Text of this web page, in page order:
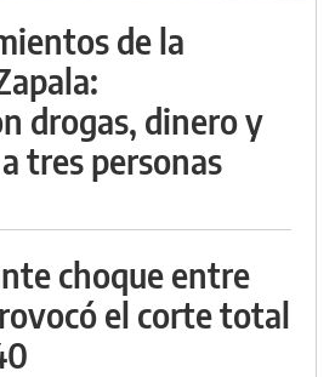
de la
drogas, dinero y
tres personas
choque entre
el corte total